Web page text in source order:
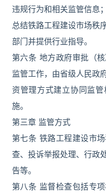
违规行为和相关监管信息
总结铁路工程建设市场秩
部门并提供行业指导。
第六条 地方政府审批（
监管工作，由省级人民政
资管理方式建立协同监
施。
第三章 监管方式
第七条 铁路工程建设市
查、投诉举报处理、行政
告等。
第八条 监督检查包括专